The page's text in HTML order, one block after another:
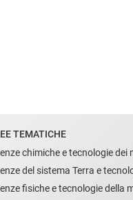
TEMATICHE
chimiche e tecnologie dei
del sistema Terra e
fisiche e tecnologie della